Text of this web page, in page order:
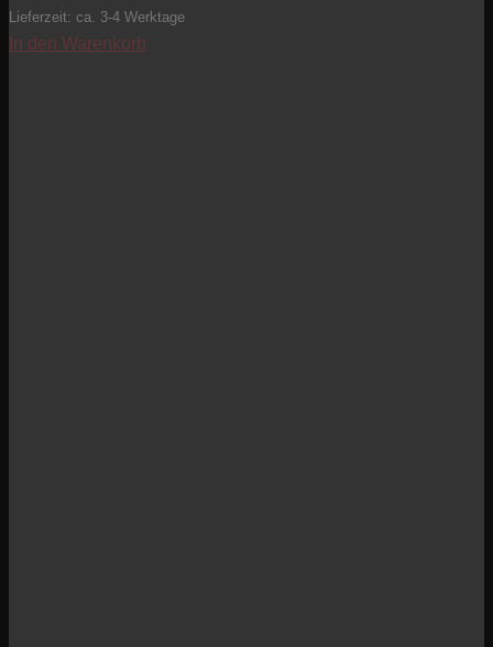
Lieferzeit: ca. 3-4 Werktage
In den Warenkorb